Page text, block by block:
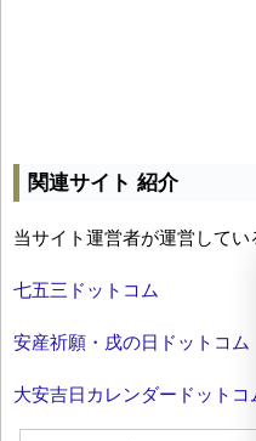
関連サイト 紹介
当サイト運営者が運営して
七五三ドットコム
安産祈願・戌の日ドットコム
大安吉日カレンダードットコ